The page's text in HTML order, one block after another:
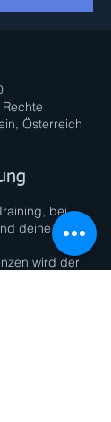
Österreich
bei
deine
wird der